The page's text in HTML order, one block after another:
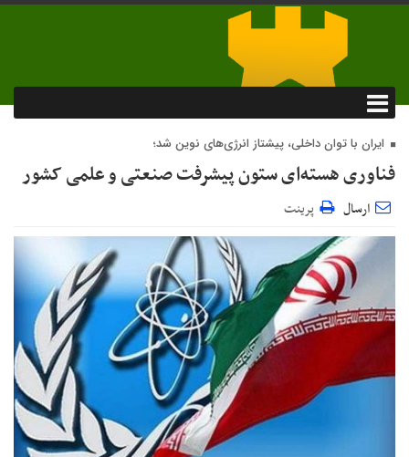
ایران با توان داخلی، پیشتاز انرژی‌های نوین شد؛
فناوری هسته‌ای ستون پیشرفت صنعتی و علمی کشور
ارسال پرینت